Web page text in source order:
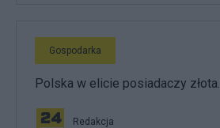
Gospodarka
Polska w elicie posiadaczy
Redakcja